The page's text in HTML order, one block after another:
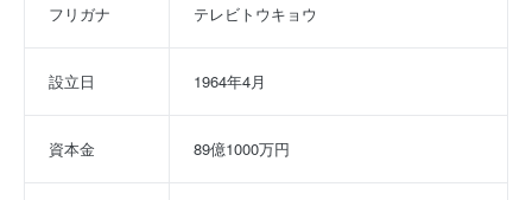
フリガナ テレビトウキョウ
設立日 1964年4月
資本金 89億1000万円